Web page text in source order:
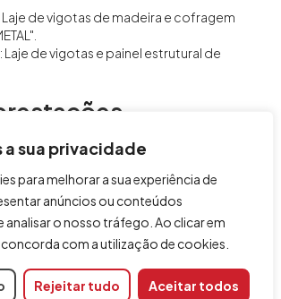
a sua privacidade
para melhorar a sua experiência de
anúncios ou conteúdos
analisar o nosso tráfego. Ao clicar em
com a utilização de cookies.
Rejeitar tudo Aceitar todos
Laje de vigotas de madeira e cofragem
: Laje de vigotas e painel estrutural de
sobre os quais pode obter
Pormenores construtivos